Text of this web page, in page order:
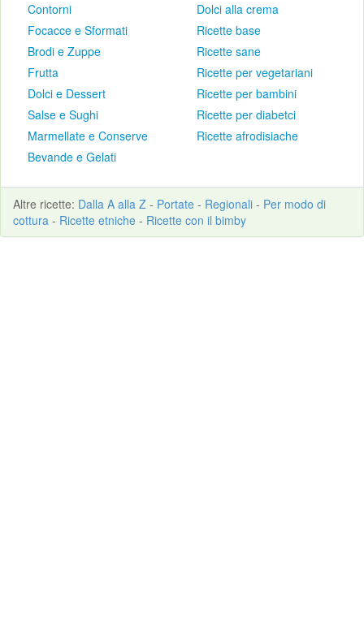
Contorni
Focacce e Sformati
Brodi e Zuppe
Frutta
Dolci e Dessert
Salse e Sughi
Marmellate e Conserve
Bevande e Gelati
Dolci alla crema
Ricette base
Ricette sane
Ricette per vegetariani
Ricette per bambini
Ricette per diabetci
Ricette afrodisiache
Altre ricette: Dalla A alla Z - Portate - Regionali - Per modo di
cottura - Ricette etniche - Ricette con il bimby